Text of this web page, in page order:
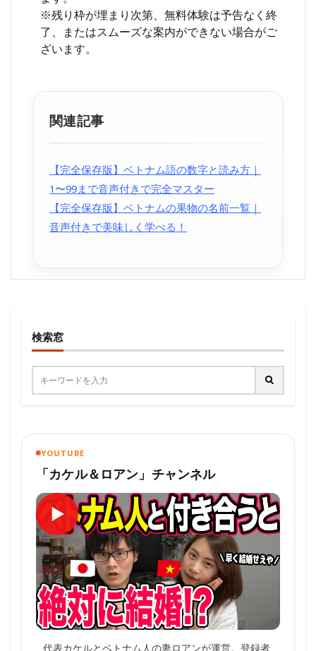
※残り枠が埋まり次第、無料体験は予告なく終
了、またはスムーズな案内ができない場合がご
ざいます。
関連記事
【完全保存版】ベトナム語の数字と読み方｜
1〜99まで音声付きで完全マスター
【完全保存版】ベトナムの果物の名前一覧｜
音声付きで美味しく学べる！
検索窓
YOUTUBE
「カケル＆ロアン」チャンネル